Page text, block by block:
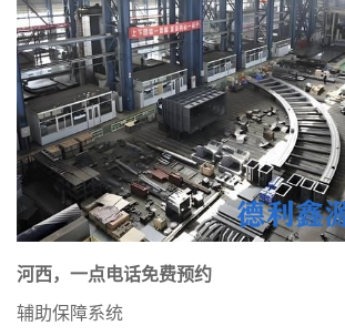
河西，一点电话免费预约
辅助保障系统